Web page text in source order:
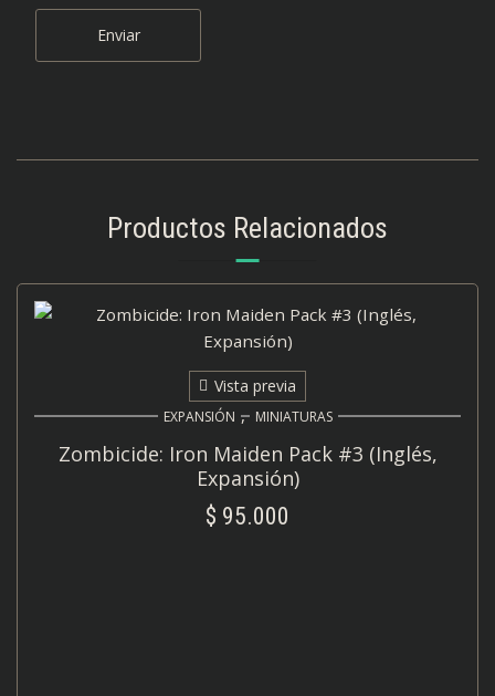
Productos Relacionados
Vista previa
EXPANSIÓN , MINIATURAS
Zombicide: Iron Maiden Pack #3 (Inglés,
Expansión)
$ 95.000